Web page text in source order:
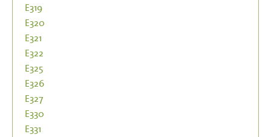
E319
E320
E321
E322
E325
E326
E327
E330
E331